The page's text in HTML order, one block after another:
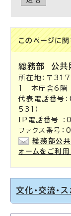
このページに関
総務部 公共
所在地：〒
1 本庁舎6階
代表電話番号
531）
IP電話番号
ファクス番
総務部公
ォームをご利用
文化・交流・